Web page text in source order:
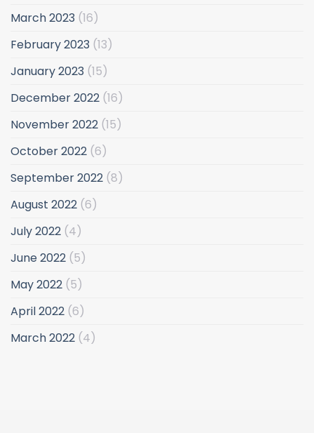
March 2023 (16)
February 2023 (13)
January 2023 (15)
December 2022 (16)
November 2022 (15)
October 2022 (6)
September 2022 (8)
August 2022 (6)
July 2022 (4)
June 2022 (5)
May 2022 (5)
April 2022 (6)
March 2022 (4)